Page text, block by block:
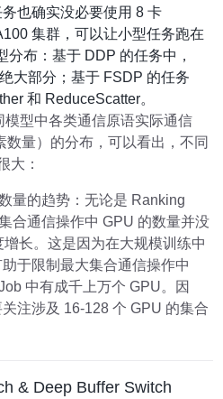
也确实没必要使用 8 卡
集群，可以让小型任务跑在
布：基于 DDP 的任务中，
大部分；基于 FSDP 的任务
和 ReduceScatter。
型中各类通信原语实际通信
数量）的分布，可以看出，不同
大：
量的趋势：无论是 Ranking
合通信操作中 GPU 的数量并没
长。这是因为在大规模训练中
于限制最大集合通信操作中
中有成千上万个 GPU。因
注涉及 16-128 个 GPU 的集合
& Deep Buffer Switch